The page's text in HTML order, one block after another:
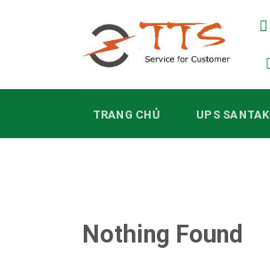
TRANG CHỦ UPS SANTAK
Nothing Found